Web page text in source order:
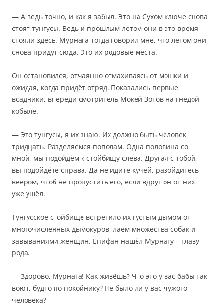
— А ведь точно, и как я забыл. Это на Сухом ключе снова
стоят тунгусы. Ведь и прошлым летом они в это время
стояли здесь. Мурнага тогда говорил мне, что летом они
снова придут сюда. Это их родовые места.
Он остановился, отчаянно отмахиваясь от мошки и
ожидая, когда придёт отряд. Показались первые
всадники, впереди смотритель Мокей Зотов на гнедой
кобыле.
— Это тунгусы, я их знаю. Их должно быть человек
тридцать. Разделяемся пополам. Одна половина со
мной, мы подойдём к стойбищу слева. Другая с тобой,
вы подойдёте справа. Да не идите кучей, разойдитесь
веером, чтоб не пропустить его, если вдруг он от них
уже ушёл.
Тунгусское стойбище встретило их густым дымом от
многочисленных дымокуров, лаем множества собак и
завываниями женщин. Епифан нашёл Мурнагу – главу
рода.
— Здорово, Мурнага! Как живёшь? Что это у вас бабы так
воют, будто по покойнику? Не было ли у вас чужого
человека?